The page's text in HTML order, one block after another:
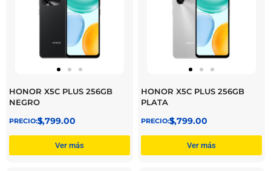
HONOR X5C PLUS 256GB
NEGRO
$
3,799.00
Ver más
HONOR X5C PLUS 256GB
PLATA
$
3,799.00
Ver más